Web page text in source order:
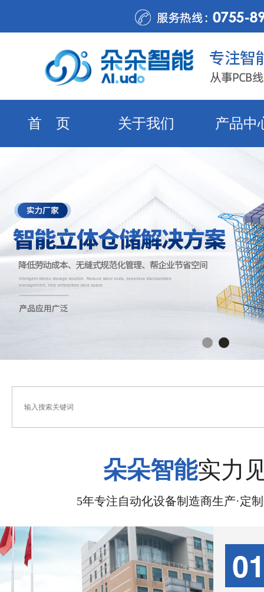
首 页 关于我们 产品中
在线留言 发展历程 公司展
朵朵智能实力
5年专注自动化设备制造商生产·定